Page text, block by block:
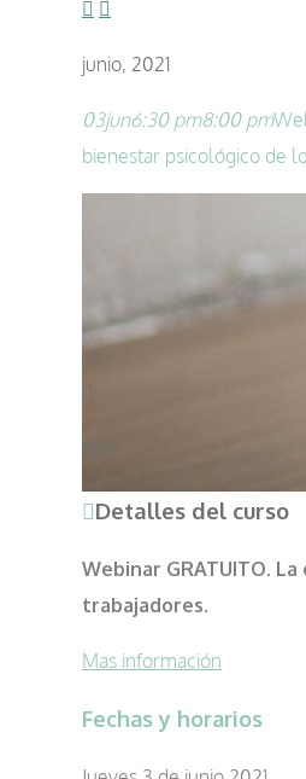
junio, 2021
03jun6:30 pm8:00 pm
bienestar psicológico de
Detalles del curso
Webinar GRATUITO.
trabajadores.
Mas información
Fechas y horarios